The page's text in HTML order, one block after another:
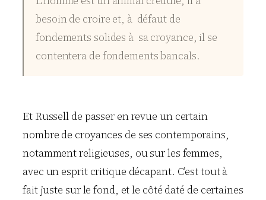
besoin de croire et, à défaut de
fondements solides à sa croyance, il se
contentera de fondements bancals.
Et Russell de passer en revue un certain
nombre de croyances de ses contemporains,
notamment religieuses, ou sur les femmes,
avec un esprit critique décapant. C’est tout à
fait juste sur le fond, et le côté daté de certaines